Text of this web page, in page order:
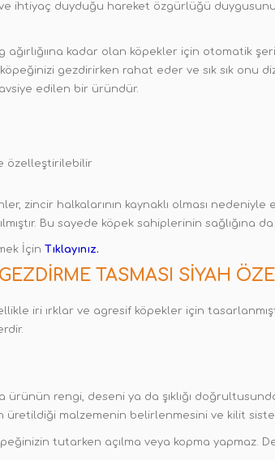
ihtiyaç duyduğu hareket özgürlüğü
ağırlığıına kadar olan köpekler için otomatik
gezdirirken rahat eder ve sık sık onu
edilen bir üründür.
özelleştirilebilir
zincir halkalarının kaynaklı olması
Bu sayede köpek sahiplerinin sağlığına
İçin Tıklayınız.
TASMASI SIYAH
iri ırklar ve agresif köpekler için
ürünün rengi, deseni ya da şıklığı
üretildiği malzemenin belirlenmesini ve kilit
tutarken açılma veya kopma yapmaz.